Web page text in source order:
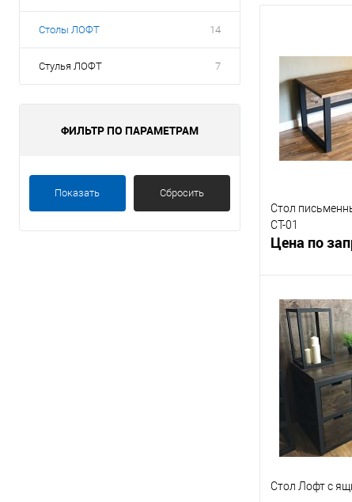
Столы ЛОФТ 14
Стулья ЛОФТ 7
ФИЛЬТР ПО ПАРАМЕТРАМ
Показать Сбросить
Стол
СТ-01
Цена по
Купить в 1
В избранное
Стол Лофт с